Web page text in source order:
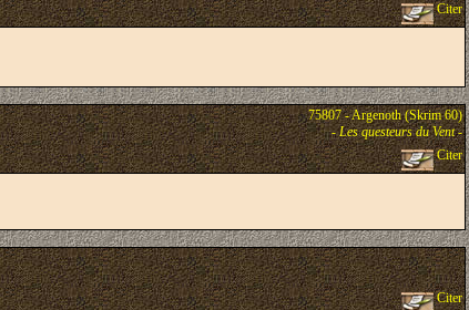
Citer
75807 - Argenoth (Skrim 60)
-Les questeurs du Vent-
Citer
Citer